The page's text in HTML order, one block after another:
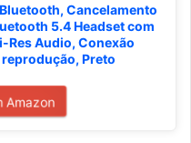
Cancelamento
5.4 Headset com
Audio, Conexão
Preto
Amazon